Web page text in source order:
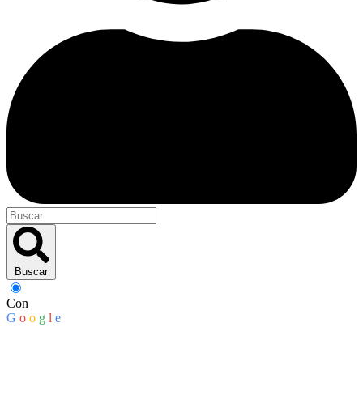
Buscar
Con
G o o g l e